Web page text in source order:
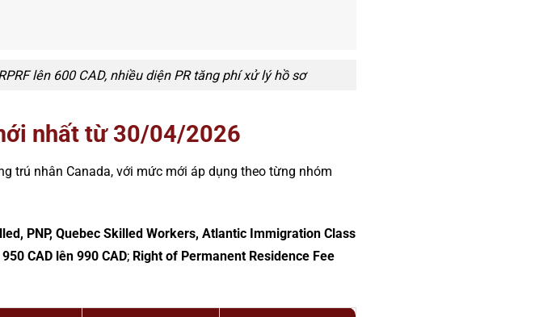
lên 600 CAD, nhiều diện PR tăng phí xử lý hồ sơ
nhất từ 30/04/2026
trú nhân Canada, với mức mới áp dụng theo từng nhóm
PNP, Quebec Skilled Workers, Atlantic Immigration Class
950 CAD lên 990 CAD; Right of Permanent Residence Fee